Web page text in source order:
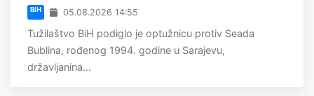
BiH 05.08.2026 14:55
Tužilaštvo BiH podiglo je optužnicu protiv Seada
Bublina, rođenog 1994. godine u Sarajevu,
državljanina...